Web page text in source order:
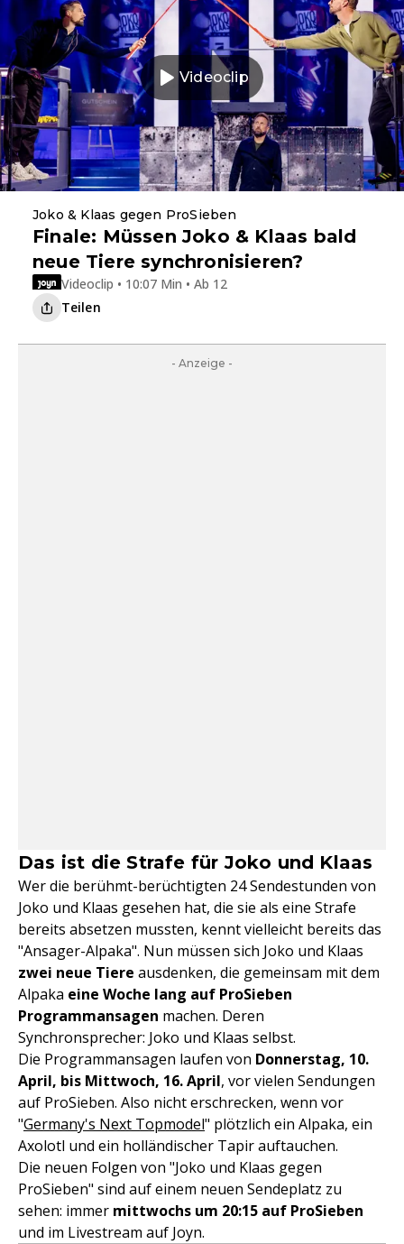
Videoclip
Joko & Klaas gegen ProSieben
Finale: Müssen Joko & Klaas bald
neue Tiere synchronisieren?
Videoclip • 10:07 Min • Ab 12
Teilen
- Anzeige -
Das ist die Strafe für Joko und Klaas
Wer die berühmt-berüchtigten 24 Sendestunden von
Joko und Klaas gesehen hat, die sie als eine Strafe
bereits absetzen mussten, kennt vielleicht bereits das
"Ansager-Alpaka". Nun müssen sich Joko und Klaas
zwei neue Tiere ausdenken, die gemeinsam mit dem
Alpaka eine Woche lang auf ProSieben
Programmansagen machen. Deren
Synchronsprecher: Joko und Klaas selbst.
Die Programmansagen laufen von Donnerstag, 10.
April, bis Mittwoch, 16. April, vor vielen Sendungen
auf ProSieben. Also nicht erschrecken, wenn vor
"Germany's Next Topmodel" plötzlich ein Alpaka, ein
Axolotl und ein holländischer Tapir auftauchen.
Die neuen Folgen von "Joko und Klaas gegen
ProSieben" sind auf einem neuen Sendeplatz zu
sehen: immer mittwochs um 20:15 auf ProSieben
und im Livestream auf Joyn.